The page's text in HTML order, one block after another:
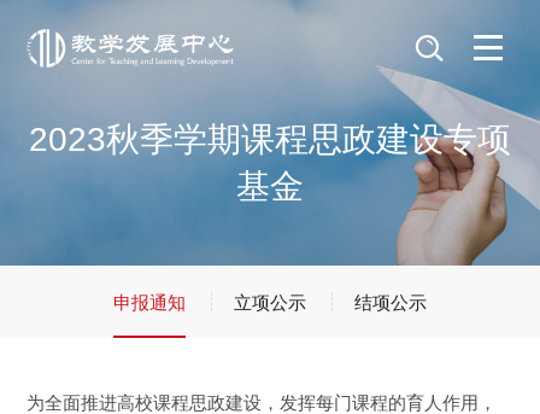
2023秋季学期课程思政建设专项
基金
申报通知 立项公示 结项公示
为全面推进高校课程思政建设，发挥每门课程的育人作用，